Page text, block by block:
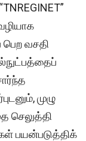
வசதி
முழு
செலுத்தி
பயன்படுத்திக்